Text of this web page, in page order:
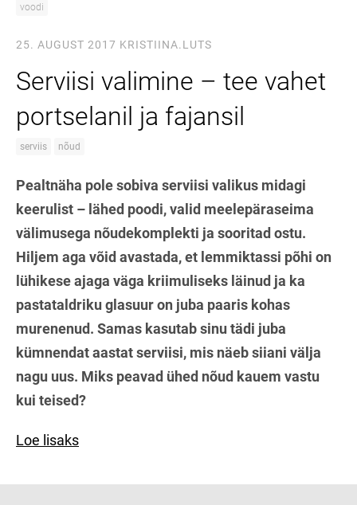
voodi
25. AUGUST 2017 KRISTIINA.LUTS
Serviisi valimine – tee vahet
portselanil ja fajansil
serviis nõud
Pealtnäha pole sobiva serviisi valikus midagi
keerulist – lähed poodi, valid meelepäraseima
välimusega nõudekomplekti ja sooritad ostu.
Hiljem aga võid avastada, et lemmiktassi põhi on
lühikese ajaga väga kriimuliseks läinud ja ka
pastataldriku glasuur on juba paaris kohas
murenenud. Samas kasutab sinu tädi juba
kümnendat aastat serviisi, mis näeb siiani välja
nagu uus. Miks peavad ühed nõud kauem vastu
kui teised?
Loe lisaks